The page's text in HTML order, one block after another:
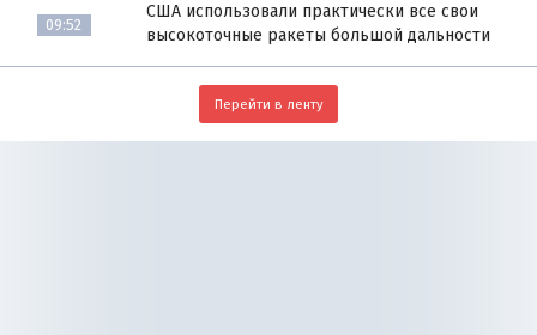
09:52
США использовали практически все свои
высокоточные ракеты большой дальности
Перейти в ленту